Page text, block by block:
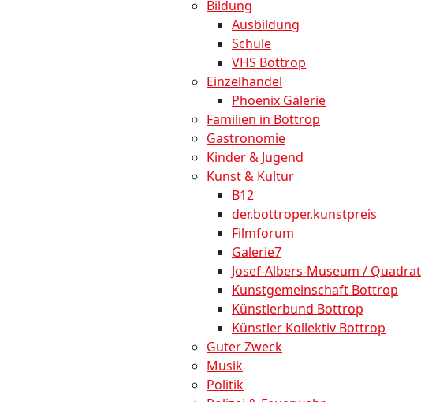
Bildung
Ausbildung
Schule
VHS Bottrop
Einzelhandel
Phoenix Galerie
Familien in Bottrop
Gastronomie
Kinder & Jugend
Kunst & Kultur
B12
der.bottroper.kunstpreis
Filmforum
Galerie7
Josef-Albers-Museum / Quadrat
Kunstgemeinschaft Bottrop
Künstlerbund Bottrop
Künstler Kollektiv Bottrop
Guter Zweck
Musik
Politik